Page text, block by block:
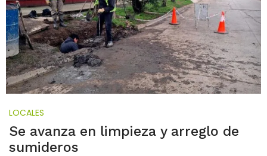
LOCALES
Se avanza en limpieza y arreglo de
sumideros